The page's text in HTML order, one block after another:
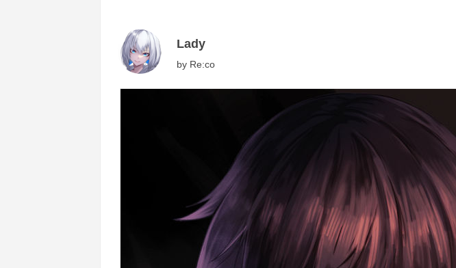
Lady
by Re:co